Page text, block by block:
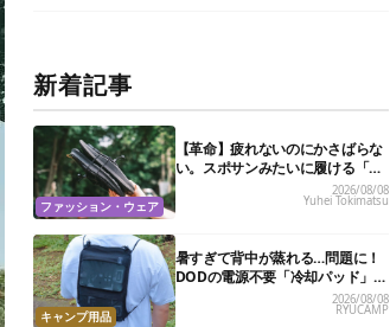
新着記事
ファッション・ウェア
【革命】疲れないのにかさばらな
い。スポサンみたいに履ける「リ
カバリーサンダル」が大本命！
2026/08/08
Yuhei Tokimatsu
キャンプ用品
暑すぎて背中が蒸れる…問題に！
DODの電源不要「冷却パッド」を
試したら、夏の移動がラクになっ
た
2026/08/08
RYUCAMP